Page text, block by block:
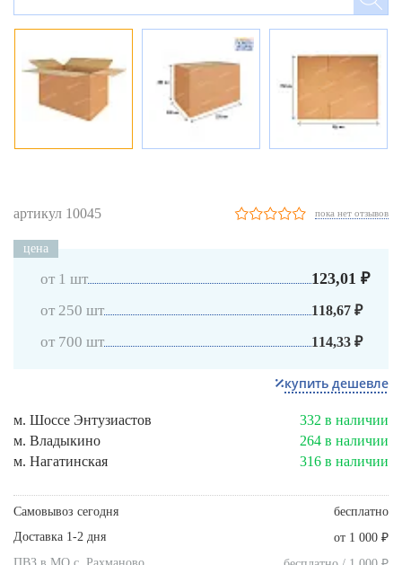
артикул 10045 пока нет отзывов
цена
от 1 шт 123,01 ₽
от 250 шт 118,67 ₽
от 700 шт 114,33 ₽
купить дешевле
м. Шоссе Энтузиастов
332 в наличии
м. Владыкино
264 в наличии
м. Нагатинская
316 в наличии
Самовывоз сегодня
бесплатно
Доставка 1-2 дня
от 1 000 ₽